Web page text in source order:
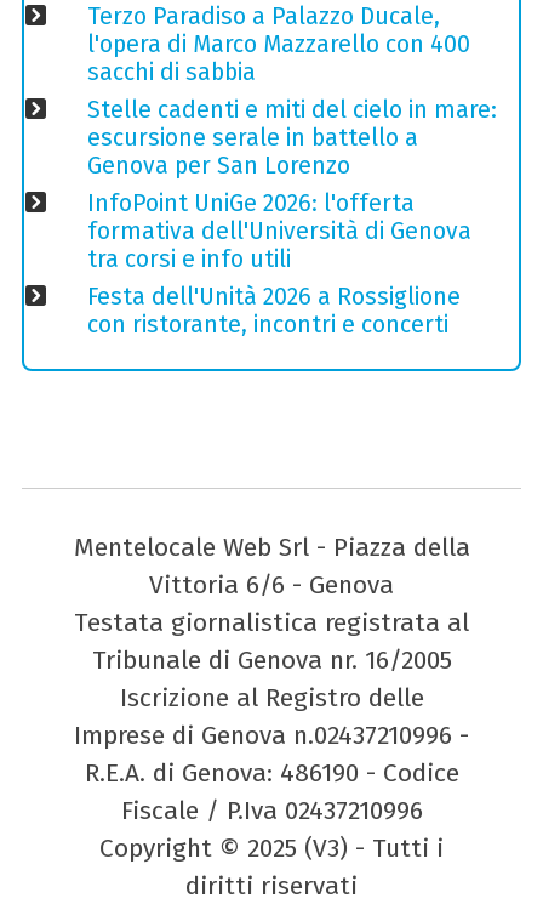
Terzo Paradiso a Palazzo Ducale,
l'opera di Marco Mazzarello con 400
sacchi di sabbia
Stelle cadenti e miti del cielo in mare:
escursione serale in battello a
Genova per San Lorenzo
InfoPoint UniGe 2026: l'offerta
formativa dell'Università di Genova
tra corsi e info utili
Festa dell'Unità 2026 a Rossiglione
con ristorante, incontri e concerti
Mentelocale Web Srl - Piazza della
Vittoria 6/6 - Genova
Testata giornalistica registrata al
Tribunale di Genova nr. 16/2005
Iscrizione al Registro delle
Imprese di Genova n.02437210996 -
R.E.A. di Genova: 486190 - Codice
Fiscale / P.Iva 02437210996
Copyright © 2025 (V3) - Tutti i
diritti riservati